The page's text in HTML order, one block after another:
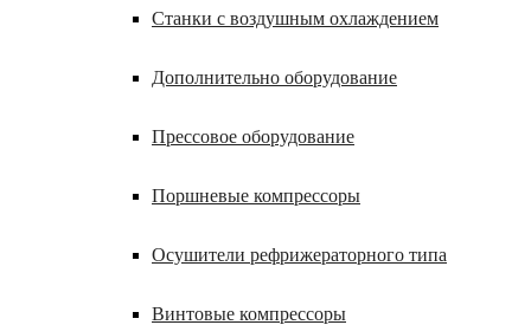
Станки с воздушным охлаждением
Дополнительно оборудование
Прессовое оборудование
Поршневые компрессоры
Осушители рефрижераторного типа
Винтовые компрессоры